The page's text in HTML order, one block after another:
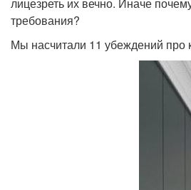
требования?
Мы насчитали 11 убеждений про